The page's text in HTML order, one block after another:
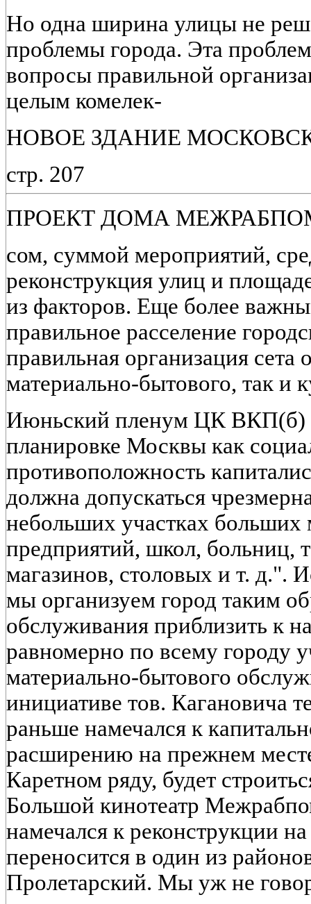
Но одна ширина улицы не
проблемы города. Эта
вопросы правильной
целым комелек-
НОВОЕ ЗДАНИЕ
стр. 207
ПРОЕКТ ДОМА
сом, суммой мероприятий,
реконструкция улиц и
из факторов. Еще более
правильное расселение
правильная организация сета
материально-бытового, так и
Июньский пленум ЦК ВКП(б)
планировке Москвы как
противоположность
должна допускаться
небольших участках больших
предприятий, школ, больниц,
магазинов, столовых и т. д.".
мы организуем город таким
обслуживания приблизить к
равномерно по всему городу
материально-бытового
инициативе тов.
раньше намечался к
расширению на прежнем
Каретном ряду, будет
Большой кинотеатр
намечался к реконструкции
переносится в один из
Пролетарский. Мы уж не